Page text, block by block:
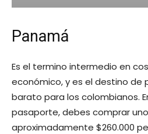
Panamá
Es el termino intermedio en
económico, y es el destino de
barato para los colombianos.
pasaporte, debes comprar
aproximadamente $260.000